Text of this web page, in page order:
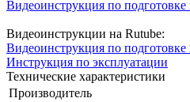
Видеоинструкция по
Видеоинструкции на Rutube:
Видеоинструкция по
Инструкция по эксплуатации
Технические характеристики
Производитель